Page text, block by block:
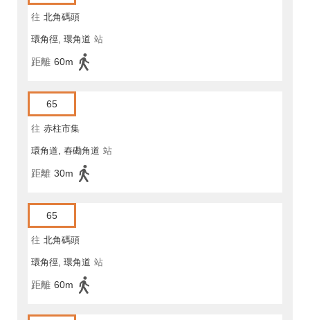
往 北角碼頭
環角徑, 環角道 站
距離 60m
65
往 赤柱市集
環角道, 舂磡角道 站
距離 30m
65
往 北角碼頭
環角徑, 環角道 站
距離 60m